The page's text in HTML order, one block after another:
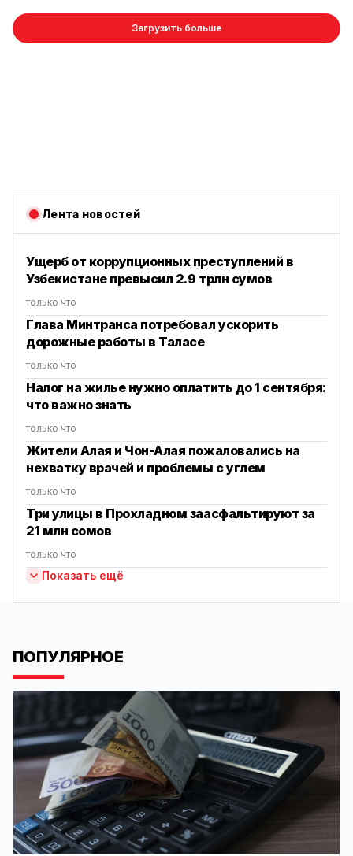
Загрузить больше
Лента новостей
Ущерб от коррупционных преступлений в
Узбекистане превысил 2.9 трлн сумов
только что
Глава Минтранса потребовал ускорить
дорожные работы в Таласе
только что
Налог на жилье нужно оплатить до 1 сентября:
что важно знать
только что
Жители Алая и Чон-Алая пожаловались на
нехватку врачей и проблемы с углем
только что
Три улицы в Прохладном заасфальтируют за
21 млн сомов
только что
Показать ещё
ПОПУЛЯРНОЕ